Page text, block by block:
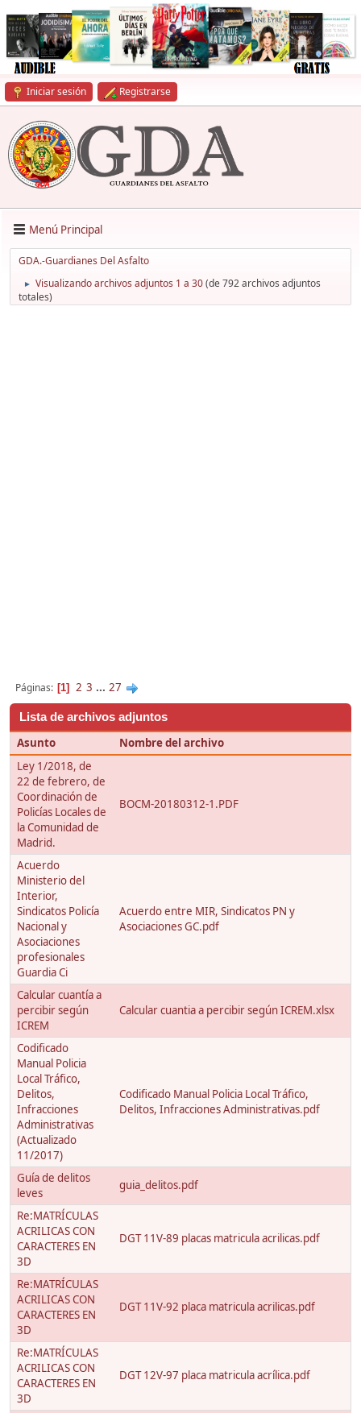
Iniciar sesión Registrarse
Menú Principal
GDA.-Guardianes Del Asfalto
► Visualizando archivos adjuntos 1 a 30(de 792 archivos adjuntos
totales)
Páginas 1 2 3 ... 27
Lista de archivos adjuntos
Asunto
Nombre del archivo
Ley 1/2018, de
22 de febrero, de
Coordinación de
Policías Locales de
la Comunidad de
Madrid.
BOCM-20180312-1.PDF
Acuerdo
Ministerio del
Interior,
Sindicatos Policía
Nacional y
Asociaciones
profesionales
Guardia Ci
Acuerdo entre MIR, Sindicatos PN y
Asociaciones GC.pdf
Calcular cuantía a
percibir según
ICREM
Calcular cuantia a percibir según ICREM.xlsx
Codificado
Manual Policia
Local Tráfico,
Delitos,
Infracciones
Administrativas
(Actualizado
11/2017)
Codificado Manual Policia Local Tráfico,
Delitos, Infracciones Administrativas.pdf
Guía de delitos
leves
guia_delitos.pdf
Re:MATRÍCULAS
ACRILICAS CON
CARACTERES EN
3D
DGT 11V-89 placas matricula acrilicas.pdf
Re:MATRÍCULAS
ACRILICAS CON
CARACTERES EN
3D
DGT 11V-92 placa matricula acrilicas.pdf
Re:MATRÍCULAS
ACRILICAS CON
CARACTERES EN
3D
DGT 12V-97 placa matricula acrílica.pdf